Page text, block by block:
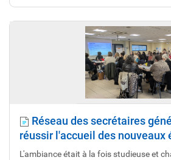
Réseau des secrétaires
réussir l'accueil des nouveaux
L'ambiance était à la fois studieuse et